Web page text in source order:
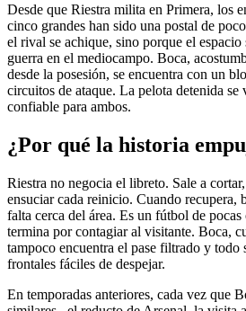
Desde que Riestra milita en Primera, los
cinco grandes han sido una postal de
el rival se achique, sino porque el espacio
guerra en el mediocampo. Boca,
desde la posesión, se encuentra con un
circuitos de ataque. La pelota detenida se
confiable para ambos.
¿Por qué la historia
Riestra no negocia el libreto. Sale a
ensuciar cada reinicio. Cuando recupera,
falta cerca del área. Es un fútbol de
termina por contagiar al visitante. Boca,
tampoco encuentra el pase filtrado y todo
frontales fáciles de despejar.
En temporadas anteriores, cada vez que